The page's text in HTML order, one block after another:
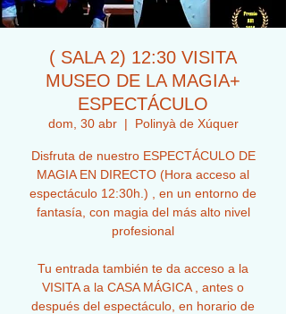
( SALA 2) 12:30 VISITA
MUSEO DE LA MAGIA+
ESPECTÁCULO
dom, 30 abr
  |
Polinyà de Xúquer
Disfruta de nuestro ESPECTÁCULO DE
MAGIA EN DIRECTO (Hora acceso al
espectáculo 12:30h.) , en un entorno de
fantasía, con magia del más alto nivel
profesional
Tu entrada también te da acceso a la
VISITA a la CASA MÁGICA , antes o
después del espectáculo, en horario de